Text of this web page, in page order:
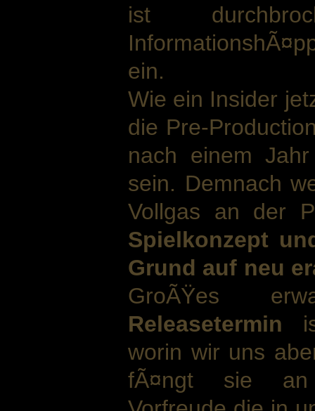
ist
ein.
Wie ein Insider
die Pre-
nach einem
sein. Demnach
Vollgas an der
Spielkonzept
Grund auf neu
GroÃŸes
Releasetermin
worin wir uns
fÃ¤ngt sie an